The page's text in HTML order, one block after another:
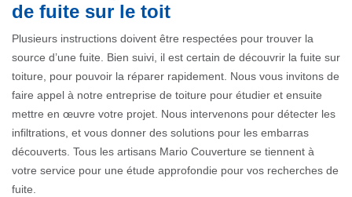
de fuite sur le toit
Plusieurs instructions doivent être respectées pour trouver la
source d’une fuite. Bien suivi, il est certain de découvrir la fuite sur
toiture, pour pouvoir la réparer rapidement. Nous vous invitons de
faire appel à notre entreprise de toiture pour étudier et ensuite
mettre en œuvre votre projet. Nous intervenons pour détecter les
infiltrations, et vous donner des solutions pour les embarras
découverts. Tous les artisans Mario Couverture se tiennent à
votre service pour une étude approfondie pour vos recherches de
fuite.